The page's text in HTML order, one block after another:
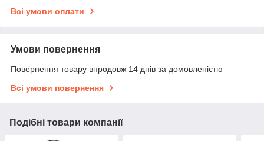
Всі умови оплати
Умови повернення
Повернення товару впродовж 14 днів за домовленістю
Всі умови повернення
Подібні товари компанії